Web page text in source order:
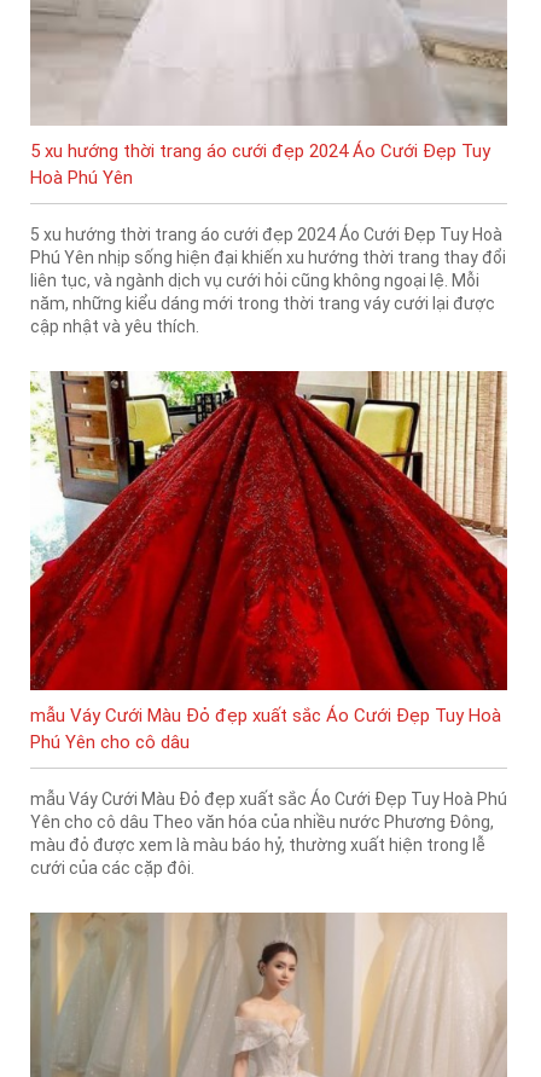
5 xu hướng thời trang áo cưới đẹp 2024 Áo Cưới Đẹp Tuy
Hoà Phú Yên
5 xu hướng thời trang áo cưới đẹp 2024 Áo Cưới Đẹp Tuy Hoà
Phú Yên nhịp sống hiện đại khiến xu hướng thời trang thay đổi
liên tục, và ngành dịch vụ cưới hỏi cũng không ngoại lệ. Mỗi
năm, những kiểu dáng mới trong thời trang váy cưới lại được
cập nhật và yêu thích.
mẫu Váy Cưới Màu Đỏ đẹp xuất sắc Áo Cưới Đẹp Tuy Hoà
Phú Yên cho cô dâu
mẫu Váy Cưới Màu Đỏ đẹp xuất sắc Áo Cưới Đẹp Tuy Hoà Phú
Yên cho cô dâu Theo văn hóa của nhiều nước Phương Đông,
màu đỏ được xem là màu báo hỷ, thường xuất hiện trong lễ
cưới của các cặp đôi.